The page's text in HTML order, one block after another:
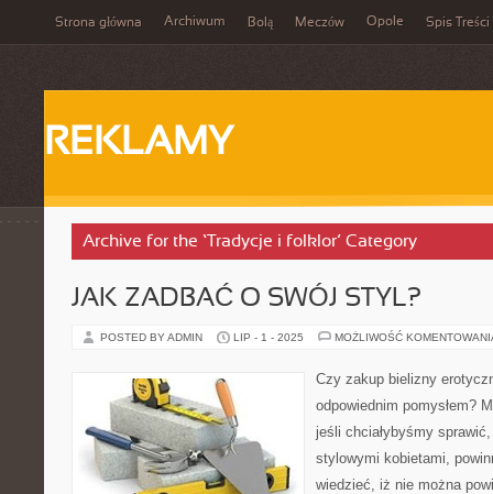
Strona główna Archiwum Bolą Meczów Opole Spis Treści
REKLAMY
Archive for the ‘Tradycje i folklor’ Category
JAK ZADBAĆ O SWÓJ STYL?
POSTED BY ADMIN LIP - 1 - 2025 MOŻLIWOŚĆ
Czy zakup bielizny
odpowiednim pomysłem?
jeśli chciałybyśmy
stylowymi kobietami,
wiedzieć, iż nie można